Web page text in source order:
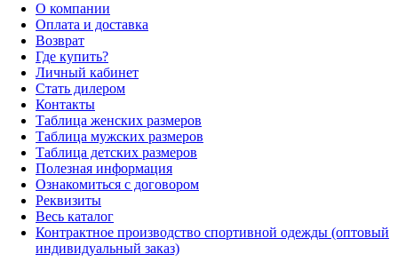
О компании
Оплата и доставка
Возврат
Где купить?
Личный кабинет
Стать дилером
Контакты
Таблица женских размеров
Таблица мужских размеров
Таблица детских размеров
Полезная информация
Ознакомиться с договором
Реквизиты
Весь каталог
Контрактное производство спортивной одежды (оптовый
индивидуальный заказ)